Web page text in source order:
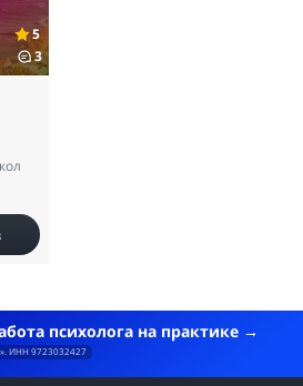
5
3
психолога на практике
ИНН 9723032427